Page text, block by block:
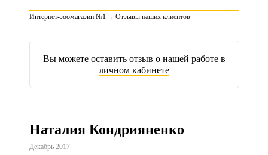
Интернет-зоомагазин №1 → Отзывы наших клиентов
Вы можете оставить отзыв о нашей работе в
личном кабинете
Наталия Кондрияненко
Декабрь 2017